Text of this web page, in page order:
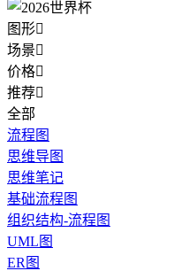
图形
场景
价格
推荐
全部
流程图
思维导图
思维笔记
基础流程图
组织结构-流程图
UML图
ER图